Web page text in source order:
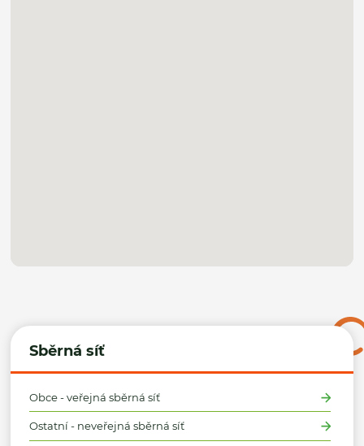
Sběrná síť
Obce - veřejná sběrná síť
Ostatní - neveřejná sběrná síť